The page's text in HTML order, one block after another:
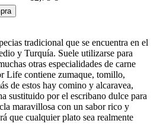
tradicional que se encuentra en el
y Turquía. Suele utilizarse para
otras especialidades de carne
Life contiene zumaque, tomillo,
de estos hay comino y alcaravea,
sustituido por el escribano dulce para
maravillosa con un sabor rico y
que cualquier plato sea realmente